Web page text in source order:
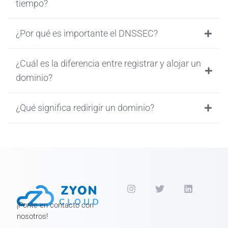
tiempo?
¿Por qué es importante el DNSSEC?
¿Cuál es la diferencia entre registrar y alojar un
dominio?
¿Qué significa redirigir un dominio?
¡Ponte en contacto con
nosotros!